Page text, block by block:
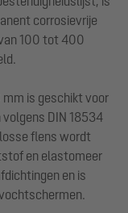
corrosievrije
100 tot 400
is geschikt voor
DIN 18534
flens wordt
en elastomeer
en is